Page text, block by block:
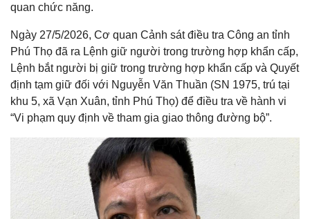
quan chức năng.
Ngày 27/5/2026, Cơ quan Cảnh sát điều tra Công an tỉnh
Phú Thọ đã ra Lệnh giữ người trong trường hợp khẩn cấp,
Lệnh bắt người bị giữ trong trường hợp khẩn cấp và Quyết
định tạm giữ đối với Nguyễn Văn Thuần (SN 1975, trú tại
khu 5, xã Vạn Xuân, tỉnh Phú Thọ) để điều tra về hành vi
“Vi phạm quy định về tham gia giao thông đường bộ”.